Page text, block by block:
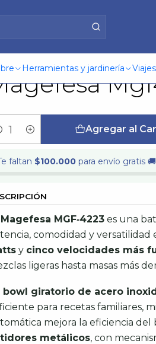
Herramientas y jardinería
C/
Agregar al
faltan $100.000 para envío gratis 🚚
Magefesa MGF‑4223 es una
comodidad y versatilidad
y cinco velocidades más
ligeras hasta masas más
bowl giratorio de acero
para recetas familiares,
mejora la eficiencia del
metálicos, con